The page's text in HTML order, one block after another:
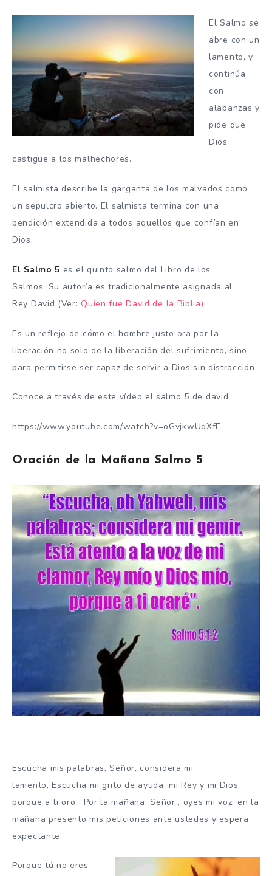
El Salmo se
abre con un
lamento, y
continúa
con
alabanzas y
pide que
Dios
castigue a los malhechores.
El salmista describe la garganta de los malvados como
un sepulcro abierto. El salmista termina con una
bendición extendida a todos aquellos que confían en
Dios.
El Salmo 5 es el quinto salmo del Libro de los
Salmos. Su autoría es tradicionalmente asignada al
Rey David (Ver: Quien fue David de la Biblia).
Es un reflejo de cómo el hombre justo ora por la
liberación no solo de la liberación del sufrimiento, sino
para permitirse ser capaz de servir a Dios sin distracción.
Conoce a través de este vídeo el salmo 5 de david:
https://www.youtube.com/watch?v=oGvjkwUqXfE
Oración de la Mañana Salmo 5
Escucha mis palabras,Señor, considera mi
lamento, Escucha mi grito de ayuda, mi Rey y mi Dios,
porque a ti oro. Por la mañana,Señor , oyes mi voz; en la
mañana presento mis peticiones ante ustedes y espera
expectante.
Porque tú no eres